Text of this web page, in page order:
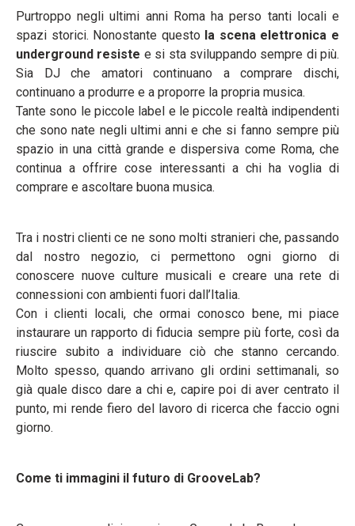
Purtroppo negli ultimi anni Roma ha perso tanti locali e
spazi storici. Nonostante questo la scena elettronica e
underground resiste e si sta sviluppando sempre di più.
Sia DJ che amatori continuano a comprare dischi,
continuano a produrre e a proporre la propria musica.
Tante sono le piccole label e le piccole realtà indipendenti
che sono nate negli ultimi anni e che si fanno sempre più
spazio in una città grande e dispersiva come Roma, che
continua a offrire cose interessanti a chi ha voglia di
comprare e ascoltare buona musica.
Tra i nostri clienti ce ne sono molti stranieri che, passando
dal nostro negozio, ci permettono ogni giorno di
conoscere nuove culture musicali e creare una rete di
connessioni con ambienti fuori dall’Italia.
Con i clienti locali, che ormai conosco bene, mi piace
instaurare un rapporto di fiducia sempre più forte, così da
riuscire subito a individuare ciò che stanno cercando.
Molto spesso, quando arrivano gli ordini settimanali, so
già quale disco dare a chi e, capire poi di aver centrato il
punto, mi rende fiero del lavoro di ricerca che faccio ogni
giorno.
Come ti immagini il futuro di GrooveLab?